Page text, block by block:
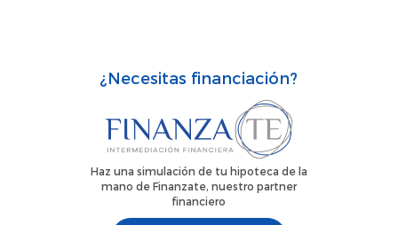
y con todas las comodidades.
¿Necesitas financiación?
Haz una simulación de tu hipoteca de la
mano de Finanzate, nuestro partner
financiero